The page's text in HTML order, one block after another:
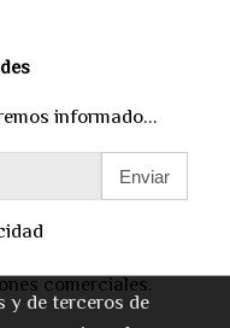
informado...
Enviar
comerciales.
y de terceros de